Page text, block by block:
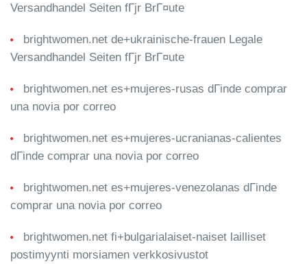
Versandhandel Seiten fГјr BrГ¤ute
brightwomen.net de+ukrainische-frauen Legale
Versandhandel Seiten fГјr BrГ¤ute
brightwomen.net es+mujeres-rusas dГіnde comprar
una novia por correo
brightwomen.net es+mujeres-ucranianas-calientes
dГіnde comprar una novia por correo
brightwomen.net es+mujeres-venezolanas dГіnde
comprar una novia por correo
brightwomen.net fi+bulgarialaiset-naiset lailliset
postimyynti morsiamen verkkosivustot